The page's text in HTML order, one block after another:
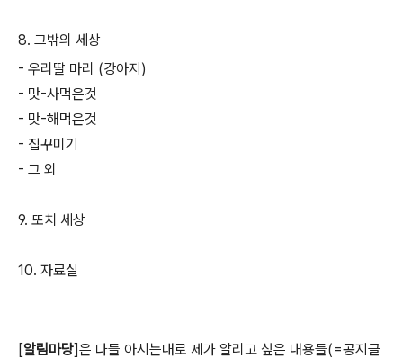
8. 그밖의 세상
- 우리딸 마리 (강아지)
- 맛-사먹은것
- 맛-해먹은것
- 집꾸미기
- 그 외
9. 또치 세상
10. 자료실
[알림마당]은 다들 아시는대로 제가 알리고 싶은 내용들(=공지글